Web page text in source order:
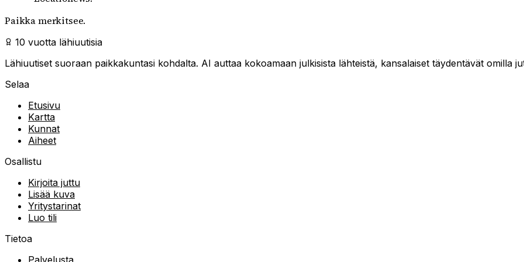
Paikka merkitsee.
10 vuotta lähiuutisia
Lähiuutiset suoraan paikkakuntasi kohdalta. AI auttaa kokoamaan julkisista lähteistä, kansalaiset täydentävät omilla
Selaa
Etusivu
Kartta
Kunnat
Aiheet
Osallistu
Kirjoita juttu
Lisää kuva
Yritystarinat
Luo tili
Tietoa